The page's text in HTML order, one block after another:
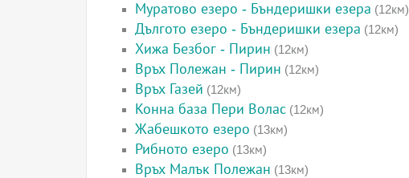
Муратово езеро - Бъндеришки езера (12км)
Дългото езеро - Бъндеришки езера (12км)
Хижа Безбог - Пирин (12км)
Връх Полежан - Пирин (12км)
Връх Газей (12км)
Конна база Пери Волас (12км)
Жабешкото езеро (13км)
Рибното езеро (13км)
Връх Малък Полежан (13км)